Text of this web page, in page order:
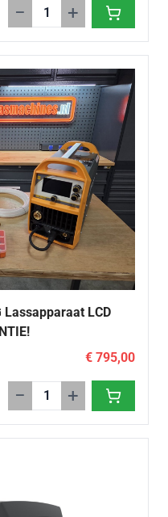
− +
Lassapparaat LCD
€ 795,00
− +